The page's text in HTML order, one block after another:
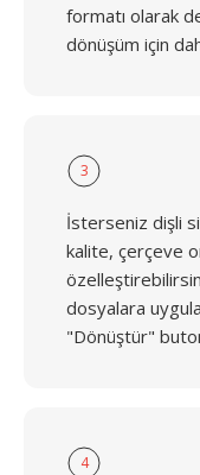
formatı olarak
dönüşüm için
3
İsterseniz dişli
kalite, çerçeve
dosyalara
"Dönüştür"
4